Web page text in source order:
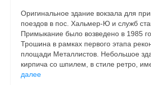
Оригинальное здание вокзала для
поездов в пос. Хальмер-Ю и служб
Примыкание бы­ло возведено в 1985
Трошина в рамках первого этапа
площади Металлистов. Небольшое
кирпича со шпилем, в стиле ретро,
далее